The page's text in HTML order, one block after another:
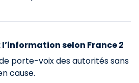
selon France 2
porte-voix des autorités sans
cause.